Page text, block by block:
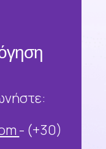
- (+30)